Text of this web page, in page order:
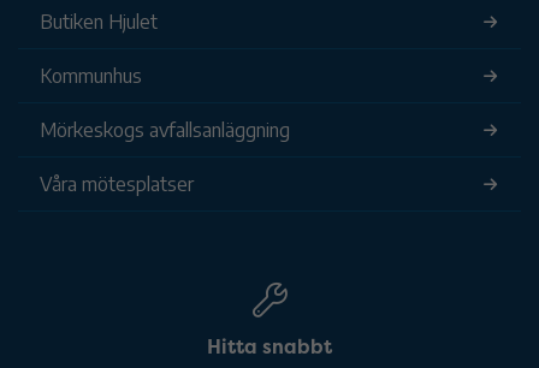
Butiken Hjulet
Kommunhus
Mörkeskogs avfallsanläggning
Våra mötesplatser
Hitta snabbt